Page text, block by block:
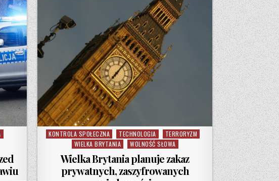
Posted in
KONTROLA SPOŁECZNA TECHNOLOGIA
TERRORYZM
WIELKA BRYTANIA
WOLNOŚĆ SŁOWA
Wielka Brytania planuje zakaz
prywatnych, zaszyfrowanych